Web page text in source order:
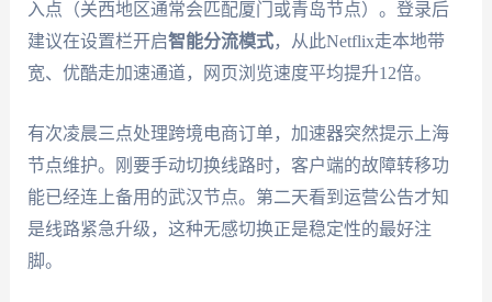
入点（关西地区通常会匹配厦门或青岛节点）。登录后
建议在设置栏开启智能分流模式，从此Netflix走本地带
宽、优酷走加速通道，网页浏览速度平均提升12倍。
有次凌晨三点处理跨境电商订单，加速器突然提示上海
节点维护。刚要手动切换线路时，客户端的故障转移功
能已经连上备用的武汉节点。第二天看到运营公告才知
是线路紧急升级，这种无感切换正是稳定性的最好注
脚。